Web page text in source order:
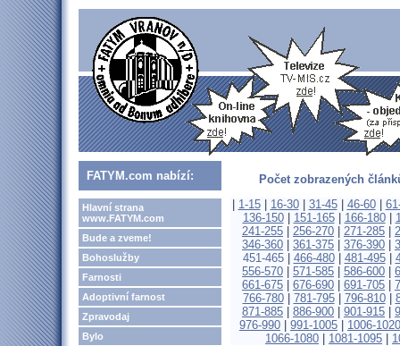
FATYM.com nabízí:
Hlavní strana
www.FATYM.com
Bude a zveme!
Bohoslužby
Farnosti
Adoptivní farnost
Zpravodaj
Bylo
Počet zobrazených
1-15| 16-30| 31-45| 46-60|
136-150| 151-165| 166-180|
241-255
256-270 271-285
346-360
361-375 376-390
451-465| 466-480| 481-495|
556-570
571-585 586-600
661-675
676-690 691-705
766-780| 781-795| 796-810|
871-885
886-900 901-915
976-990
991-1005
1006-1020
1066-1080
1081-1095